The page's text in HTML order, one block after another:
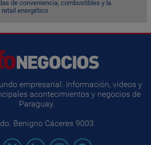
de conveniencia, combustibles y la
energético
empresarial. Información, videos y
acontecimientos y negocios de
Paraguay.
Benigno Cáceres 9003